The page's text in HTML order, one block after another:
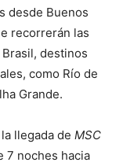
desde Buenos
recorrerán las
destinos
como Río de
Grande.
llegada de MSC
7 noches hacia